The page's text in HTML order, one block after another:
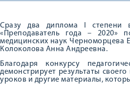
Сразу два диплома I степени
«Преподаватель года – 2020»
медицинских наук Черноморцева
Колоколова Анна Андреевна.
Благодаря конкурсу
демонстрирует результаты
уроков и другие материалы,